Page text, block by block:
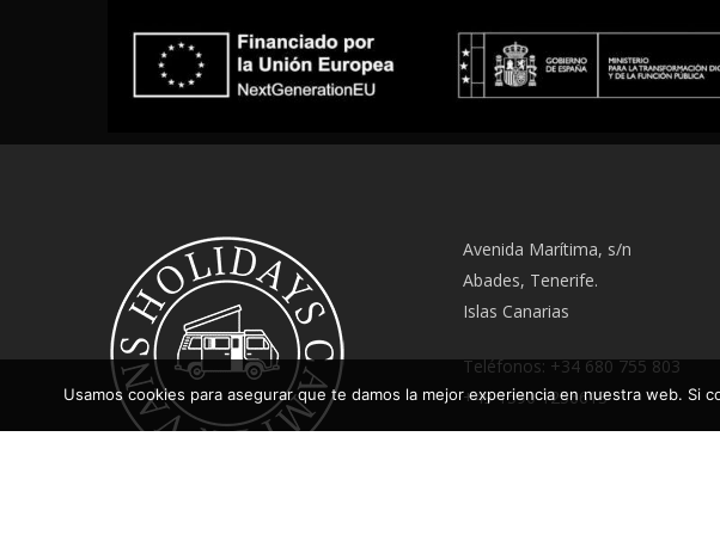
Avenida Marítima, s/n
Abades, Tenerife.
Islas Canarias
Teléfonos: ‭+34 680 755 803‬
+49 1590 1256613
Usamos cookies para asegurar que te damos la mejor experiencia en nuestra web.